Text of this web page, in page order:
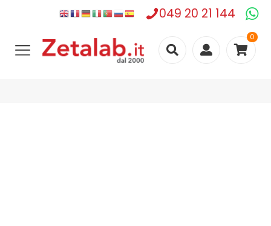
049 20 21 144
0